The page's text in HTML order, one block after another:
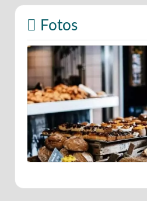
Fotos